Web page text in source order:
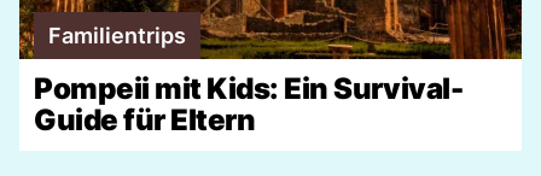
Familientrips
Pompeii mit Kids: Ein Survival-
Guide für Eltern